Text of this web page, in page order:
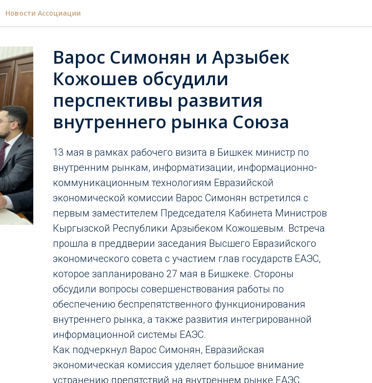
Новости Ассоциации
Варос Симонян и Арзыбек
Кожошев обсудили
перспективы развития
внутреннего рынка Союза
13 мая в рамках рабочего визита в Бишкек министр по
внутренним рынкам, информатизации, информационно-
коммуникационным технологиям Евразийской
экономической комиссии Варос Симонян встретился с
первым заместителем Председателя Кабинета Министров
Кыргызской Республики Арзыбеком Кожошевым. Встреча
прошла в преддверии заседания Высшего Евразийского
экономического совета с участием глав государств ЕАЭС,
которое запланировано 27 мая в Бишкеке. Стороны
обсудили вопросы совершенствования работы по
обеспечению беспрепятственного функционирования
внутреннего рынка, а также развития интегрированной
информационной системы ЕАЭС.
Как подчеркнул Варос Симонян, Евразийская
экономическая комиссия уделяет большое внимание
устранению препятствий на внутреннем рынке ЕАЭС.